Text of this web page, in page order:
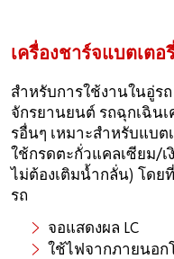
เครื่องชาร์จแบตเตอ
สำหรับการใช้งานในอู่ร
จักรยานยนต์ รถฉุกเฉินเ
รอื่นๆ เหมาะสำหรับแบ
ใช้กรดตะกั่วแคลเซียม/เ
ไม่ต้องเติมนํ้ากลั่น) โดย
รถ
จอแสดงผล LC
ใช้ไฟจากภายนอก